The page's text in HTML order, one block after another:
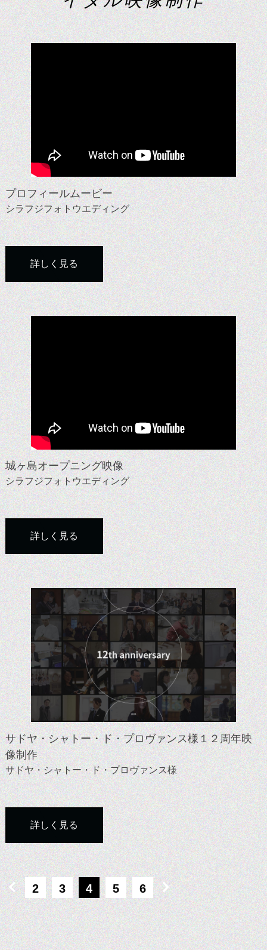
プロフィールムービー
シラフジフォトウエディング
詳しく見る
城ヶ島オープニング映像
シラフジフォトウエディング
詳しく見る
サドヤ・シャトー・ド・プロヴァンス様１２周年映
像制作
サドヤ・シャトー・ド・プロヴァンス様
詳しく見る
2 3 4 5 6